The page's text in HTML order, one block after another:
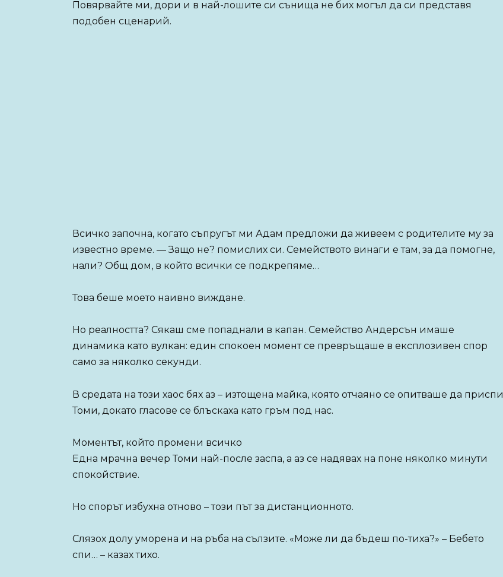
Повярвайте ми, дори и в най-лошите си сънища не бих могъл да си представя
подобен сценарий.
Всичко започна, когато съпругът ми Адам предложи да живеем с родителите му за
известно време. — Защо не? помислих си. Семейството винаги е там, за да помогне,
нали? Общ дом, в който всички се подкрепяме…
Това беше моето наивно виждане.
Но реалността? Сякаш сме попаднали в капан. Семейство Андерсън имаше
динамика като вулкан: един спокоен момент се превръщаше в експлозивен спор
само за няколко секунди.
В средата на този хаос бях аз – изтощена майка, която отчаяно се опитваше да приспи
Томи, докато гласове се блъскаха като гръм под нас.
Моментът, който промени всичко
Една мрачна вечер Томи най-после заспа, а аз се надявах на поне няколко минути
спокойствие.
Но спорът избухна отново – този път за дистанционното.
Слязох долу уморена и на ръба на сълзите. «Може ли да бъдеш по-тиха?» – Бебето
спи… – казах тихо.